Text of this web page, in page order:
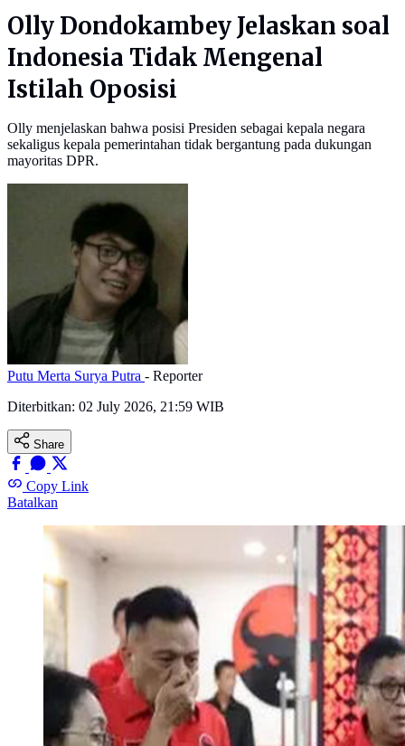
Olly Dondokambey Jelaskan soal
Indonesia Tidak Mengenal
Istilah Oposisi
Olly menjelaskan bahwa posisi Presiden sebagai kepala negara
sekaligus kepala pemerintahan tidak bergantung pada dukungan
mayoritas DPR.
Putu Merta Surya Putra - Reporter
Diterbitkan: 02 July 2026, 21:59 WIB
Share
Copy Link
Batalkan